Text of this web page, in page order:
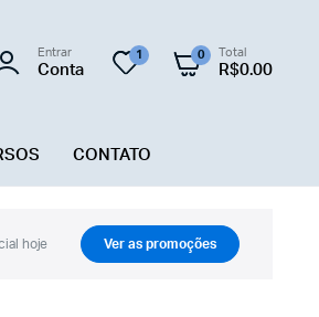
Entrar
Conta
1 0 Total
R$0.00
CONTATO
hoje Ver as promoções